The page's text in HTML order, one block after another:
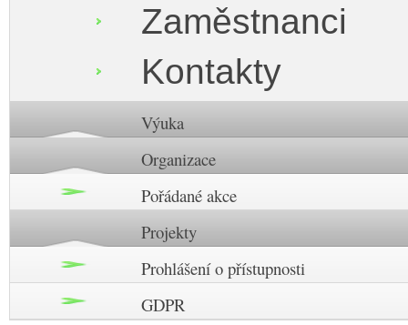
Zaměstnanci
Kontakty
Výuka
Organizace
Pořádané akce
Projekty
Prohlášení o přístupnosti
GDPR